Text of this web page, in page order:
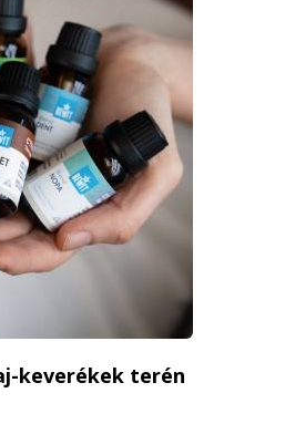
keverékek terén